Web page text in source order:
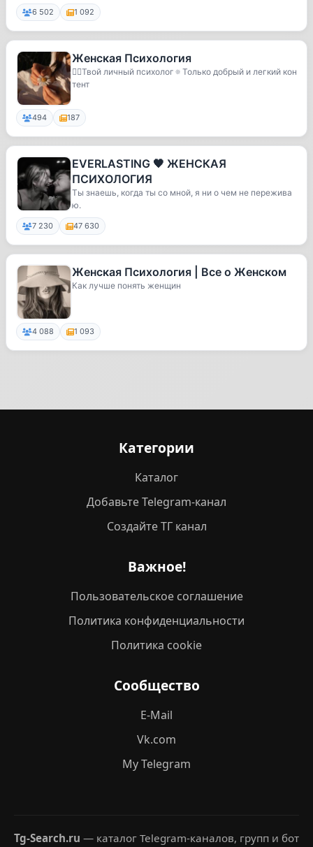
6 502 1 092
Женская Психология
💆‍♀️Твой личный психолог🔅Только добрый и легкий кон
тент
494 187
EVERLASTING 🖤 ЖЕНСКАЯ
ПСИХОЛОГИЯ
Ты знаешь, когда ты со мной, я ни о чем не пережива
ю.
7 230 47 630
Женская Психология | Все о Женском
Как лучше понять женщин
4 088 1 093
Категории
Каталог
Добавьте Telegram-канал
Создайте ТГ канал
Важное!
Пользовательское соглашение
Политика конфиденциальности
Политика cookie
Сообщество
E-Mail
Vk.com
My Telegram
Tg-Search.ru — каталог Telegram-каналов, групп и бот